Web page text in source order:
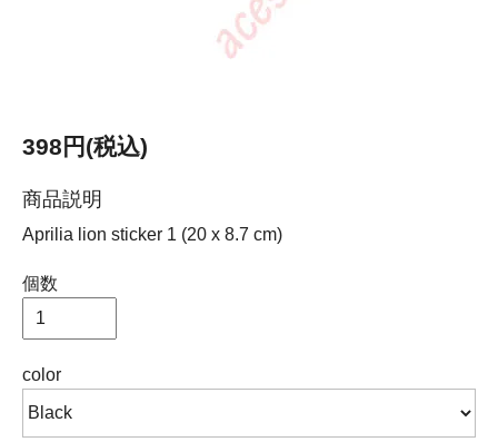
398円(税込)
商品説明
Aprilia lion sticker 1 (20 x 8.7 cm)
個数
color